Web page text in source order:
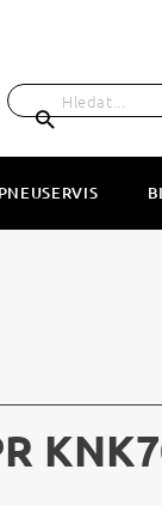
PNEUSERVIS